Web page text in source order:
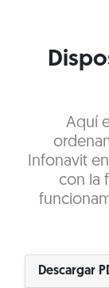
Aquí
Infonavit
con la
Descargar